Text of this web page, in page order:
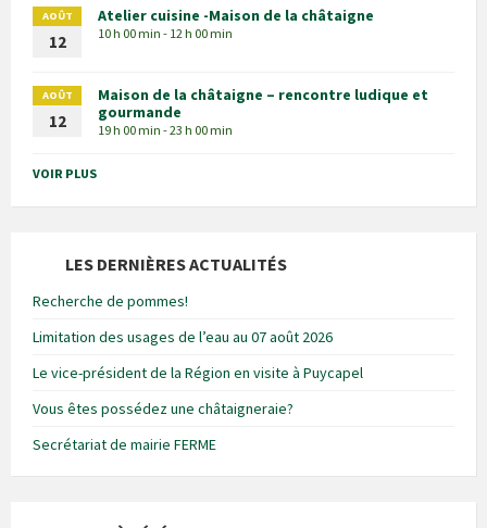
AOÛT
12
Atelier cuisine -Maison de la châtaigne
10 h 00 min - 12 h 00 min
AOÛT
12
Maison de la châtaigne – rencontre ludique et
gourmande
19 h 00 min - 23 h 00 min
VOIR PLUS
LES DERNIÈRES ACTUALITÉS
Recherche de pommes!
Limitation des usages de l’eau au 07 août 2026
Le vice-président de la Région en visite à Puycapel
Vous êtes possédez une châtaigneraie?
Secrétariat de mairie FERME